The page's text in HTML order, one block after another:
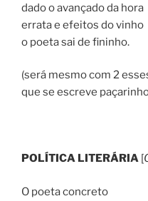
dado o avançado da hora
errata e efeitos do vinho
o poeta sai de fininho.
(será mesmo com 2
que se escreve
POLÍTICA LITERÁRIA [
O poeta concreto